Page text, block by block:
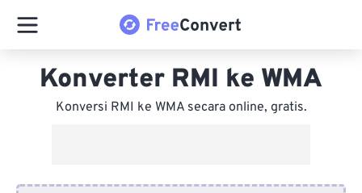
Konverter RMI ke WMA
Konversi RMI ke WMA secara online, gratis.